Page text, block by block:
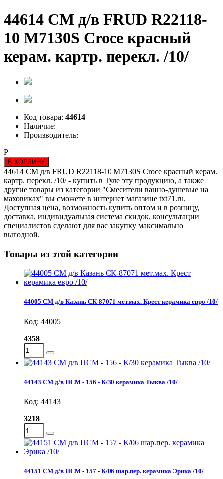
44614 СМ д/в FRUD R22118-
10 М7130S Croce красный
керам. картр. перекл. /10/
Код товара: 44614
Наличие:
Производитель:
Р
В КОРЗИНУ
44614 СМ д/в FRUD R22118-10 М7130S Croce красный керам.
картр. перекл. /10/ - купить в Туле эту продукцию, а также
другие товары из категории "Смесители ванно-душевые на
маховиках" вы сможете в интернет магазине txt71.ru.
Доступная цена, возможность купить оптом и в розницу,
доставка, индивидуальная система скидок, консультации
специалистов сделают для вас закупку максимально
выгодной.
Товары из этой категории
44005 СМ д/в Казань СК-87071 мет.мах. Крест керамика евро /10/
Код: 44005
4358
44143 СМ д/в ПСМ - 156 - К/30 керамика Тыква /10/
Код: 44143
3218
44151 СМ д/в ПСМ - 157 - К/06 шар.пер. керамика Эрика /10/